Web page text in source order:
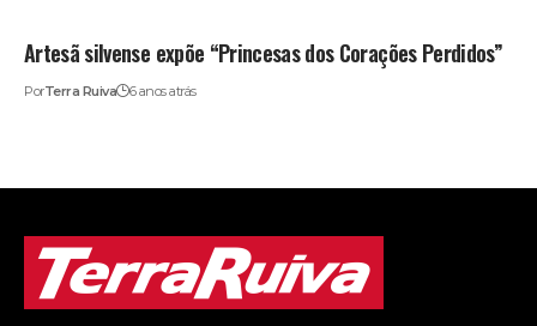
Artesã silvense expõe “Princesas dos Corações Perdidos”
PorTerra Ruiva 6 anos atrás